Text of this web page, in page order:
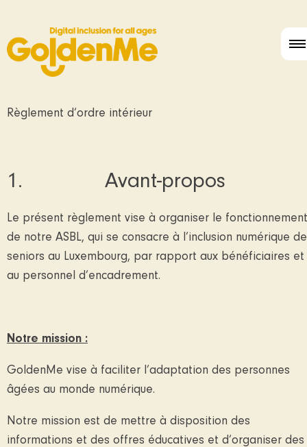
Règlement d’ordre intérieur
1. Avant-propos
Le présent règlement vise à organiser le fonctionnement
de notre ASBL, qui se consacre à l’inclusion numérique
seniors au Luxembourg, par rapport aux bénéficiaires et
au personnel d’encadrement.
Notre mission :
GoldenMe vise à faciliter l’adaptation des personnes
âgées au monde numérique.
Notre mission est de mettre à disposition des
informations et des offres éducatives et d’organiser des